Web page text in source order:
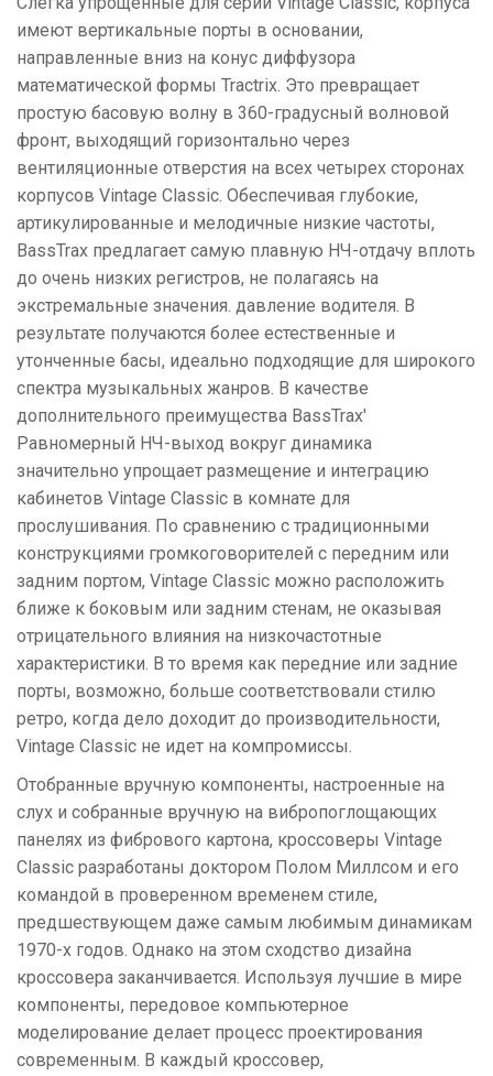
имеют вертикальные порты в основании,
направленные вниз на конус диффузора
математической формы Tractrix. Это превращает
простую басовую волну в 360-градусный волновой
фронт, выходящий горизонтально через
вентиляционные отверстия на всех четырех сторонах
корпусов Vintage Classic. Обеспечивая глубокие,
артикулированные и мелодичные низкие частоты,
BassTrax предлагает самую плавную НЧ-отдачу вплоть
до очень низких регистров, не полагаясь на
экстремальные значения. давление водителя. В
результате получаются более естественные и
утонченные басы, идеально подходящие для широкого
спектра музыкальных жанров. В качестве
дополнительного преимущества BassTrax'
Равномерный НЧ-выход вокруг динамика
значительно упрощает размещение и интеграцию
кабинетов Vintage Classic в комнате для
прослушивания. По сравнению с традиционными
конструкциями громкоговорителей с передним или
задним портом, Vintage Classic можно расположить
ближе к боковым или задним стенам, не оказывая
отрицательного влияния на низкочастотные
характеристики. В то время как передние или задние
порты, возможно, больше соответствовали стилю
ретро, ​​когда дело доходит до производительности,
Vintage Classic не идет на компромиссы.
Отобранные вручную компоненты, настроенные на
слух и собранные вручную на вибропоглощающих
панелях из фибрового картона, кроссоверы Vintage
Classic разработаны доктором Полом Миллсом и его
командой в проверенном временем стиле,
предшествующем даже самым любимым динамикам
1970-х годов. Однако на этом сходство дизайна
кроссовера заканчивается. Используя лучшие в мире
компоненты, передовое компьютерное
моделирование делает процесс проектирования
современным. В каждый кроссовер,